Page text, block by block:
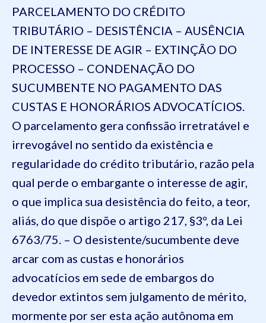
PARCELAMENTO DO CRÉDITO
TRIBUTÁRIO – DESISTÊNCIA – AUSÊNCIA
DE INTERESSE DE AGIR – EXTINÇÃO DO
PROCESSO – CONDENAÇÃO DO
SUCUMBENTE NO PAGAMENTO DAS
CUSTAS E HONORÁRIOS ADVOCATÍCIOS.
O parcelamento gera confissão irretratável e
irrevogável no sentido da existência e
regularidade do crédito tributário, razão pela
qual perde o embargante o interesse de agir,
o que implica sua desistência do feito, a teor,
aliás, do que dispõe o artigo 217, §3º, da Lei
6763/75. – O desistente/sucumbente deve
arcar com as custas e honorários
advocatícios em sede de embargos do
devedor extintos sem julgamento de mérito,
mormente por ser esta ação autônoma em